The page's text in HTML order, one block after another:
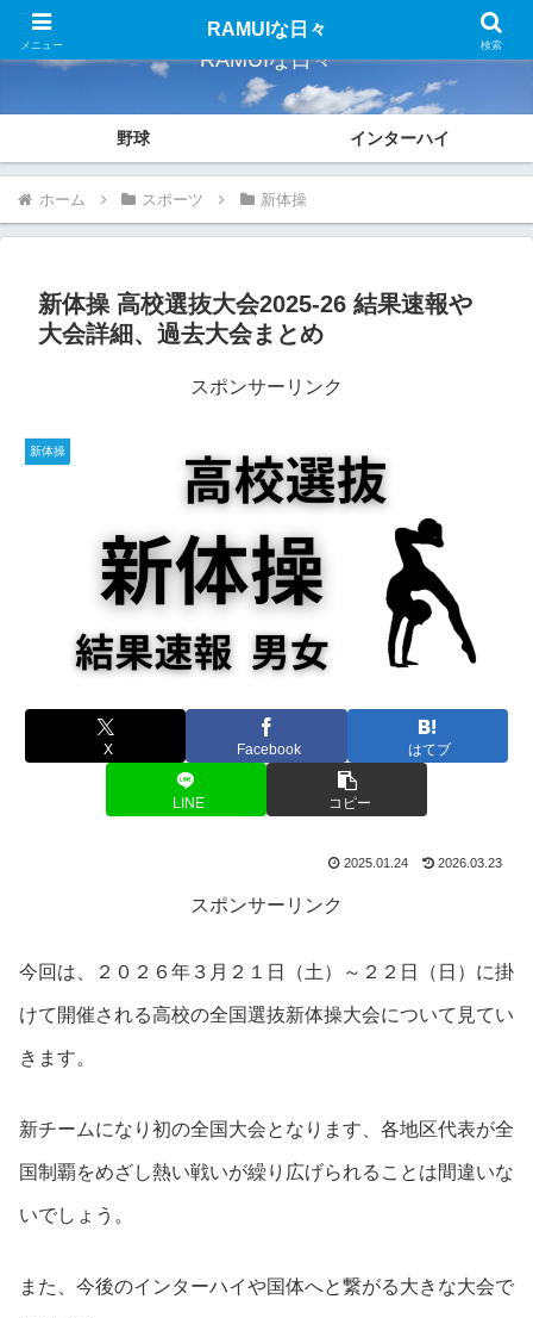
RAMUIな日々
野球 インターハイ
ホーム スポーツ 新体操
新体操 高校選抜大会2025-26 結果速報や
大会詳細、過去大会まとめ
スポンサーリンク
新体操
X Facebook はてブ
LINE コピー
2025.01.24 2026.03.23
スポンサーリンク
今回は、２０２６年３月２１日（土）～２２日（日）に掛
けて開催される高校の全国選抜新体操大会について見てい
きます。
新チームになり初の全国大会となります、各地区代表が全
国制覇をめざし熱い戦いが繰り広げられることは間違いな
いでしょう。
また、今後のインターハイや国体へと繋がる大きな大会で
メニュー
RAMUIな日々
検索